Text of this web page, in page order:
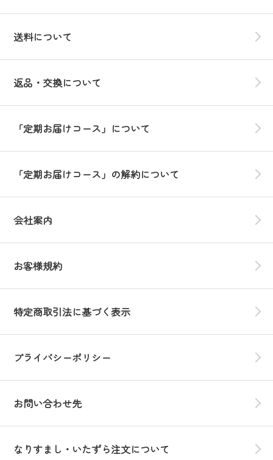
送料について
返品・交換について
「定期お届けコース」について
「定期お届けコース」の解約について
会社案内
お客様規約
特定商取引法に基づく表示
プライバシーポリシー
お問い合わせ先
なりすまし・いたずら注文について